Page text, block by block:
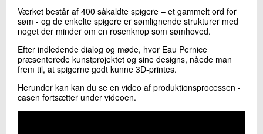
Send
Værket består af 400 såkaldte spigere – et gammelt ord for
søm - og de enkelte spigere er sømlignende strukturer med
noget der minder om en rosenknop som sømhoved.
Efter indledende dialog og møde, hvor Eau Pernice
præsenterede kunstprojektet og sine designs, nåede man
frem til, at spigerne godt kunne 3D-printes.
Herunder kan kan du se en video af produktionsprocessen -
casen fortsætter under videoen.